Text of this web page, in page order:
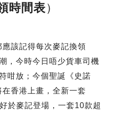
時間表）
該記得每次麥記換領
，今時今日唔少貨車司機
咁放；今個聖誕《史諾
香港上畫，全新一套
於麥記登場，一套10款超